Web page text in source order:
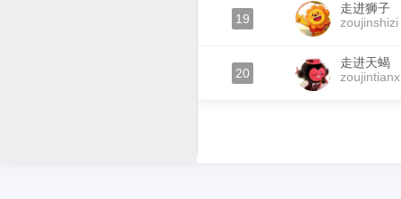
19
走进狮子
zoujinshizi
20
走进天蝎